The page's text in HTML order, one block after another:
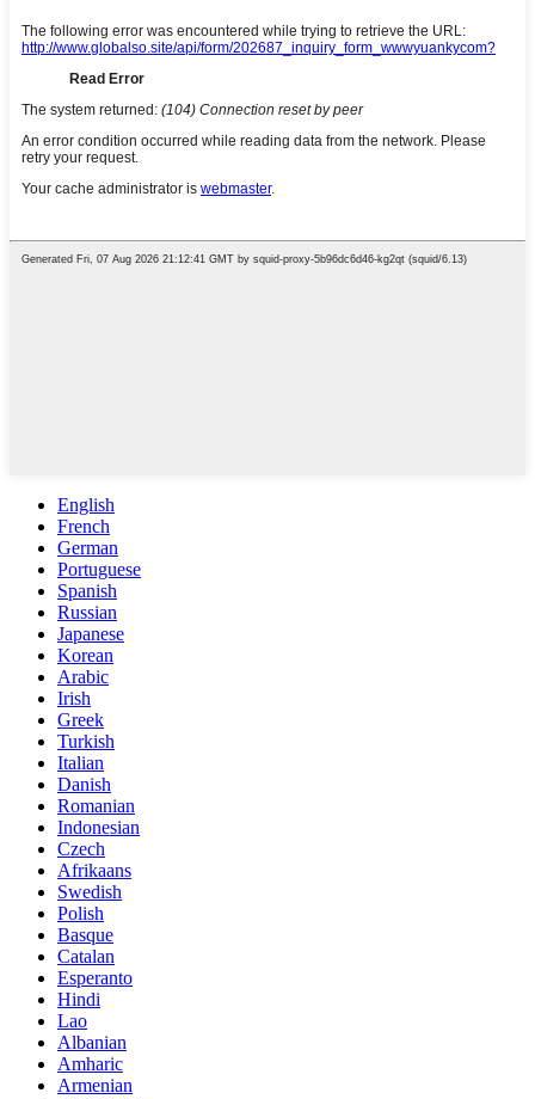
English
French
German
Portuguese
Spanish
Russian
Japanese
Korean
Arabic
Irish
Greek
Turkish
Italian
Danish
Romanian
Indonesian
Czech
Afrikaans
Swedish
Polish
Basque
Catalan
Esperanto
Hindi
Lao
Albanian
Amharic
Armenian